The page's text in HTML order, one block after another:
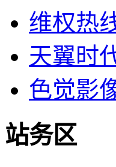
维权热
天翼时
色觉影
站务区